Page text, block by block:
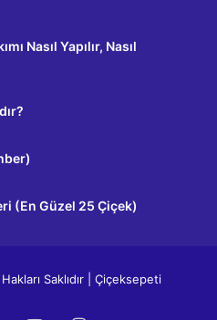
Nasıl Yapılır, Nasıl
(En Güzel 25 Çiçek)
Saklıdır | Çiçeksepeti